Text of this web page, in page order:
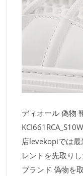
ディオール 偽物
店levekopiでは
レンドを先取り
ブランド 偽物を